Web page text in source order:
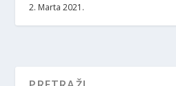
2. Marta 2021.